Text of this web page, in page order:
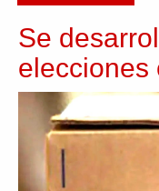
Se
elecciones